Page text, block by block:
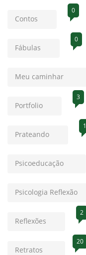
Contos
0
Fábulas
0
Meu caminhar
Portfolio
3
Prateando
1
Psicoeducação
Psicologia Reflexão
Reflexões
2
Retratos
20